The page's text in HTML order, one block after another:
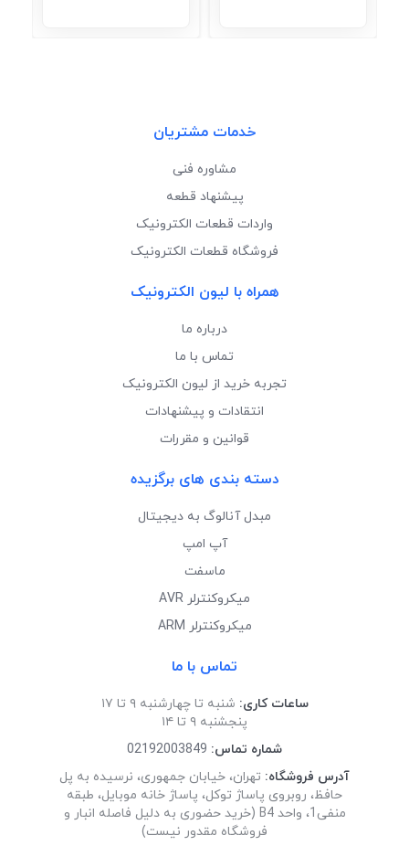
خدمات مشتریان
مشاوره فنی
پیشنهاد قطعه
واردات قطعات الکترونیک
فروشگاه قطعات الکترونیک
همراه با لیون الکترونیک
درباره ما
تماس با ما
تجربه خرید از لیون الکترونیک
انتقادات و پیشنهادات
قوانین و مقررات
دسته بندی های برگزیده
مبدل آنالوگ به دیجیتال
آپ امپ
ماسفت
میکروکنترلر AVR
میکروکنترلر ARM
تماس با ما
ساعات کاری: شنبه تا چهارشنبه ۹ تا ۱۷
پنجشنبه ۹ تا ۱۴
شماره تماس: 02192003849
آدرس فروشگاه: تهران، خیابان جمهوری، نرسیده به پل
حافظ، روبروی پاساژ توکل، پاساژ خانه موبایل، طبقه
منفی1، واحد B4 (خرید حضوری به دلیل فاصله انبار و
فروشگاه مقدور نیست)